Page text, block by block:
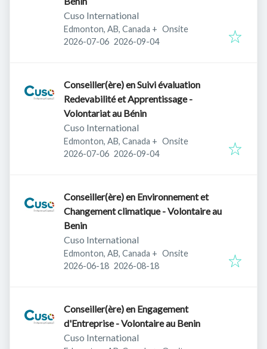
Cuso International
Edmonton, AB, Canada + Onsite
Published:
2026-07-06 Expires:
2026-09-04
Conseiller(ère) en Suivi évaluation
Redevabilité et Apprentissage -
Volontariat au Bénin
Cuso International
Edmonton, AB, Canada + Onsite
Published:
2026-07-06 Expires:
2026-09-04
Conseiller(ère) en Environnement et
Changement climatique - Volontaire au
Benin
Cuso International
Edmonton, AB, Canada + Onsite
Published:
2026-06-18 Expires:
2026-08-18
Conseiller(ère) en Engagement
d'Entreprise - Volontaire au Benin
Cuso International